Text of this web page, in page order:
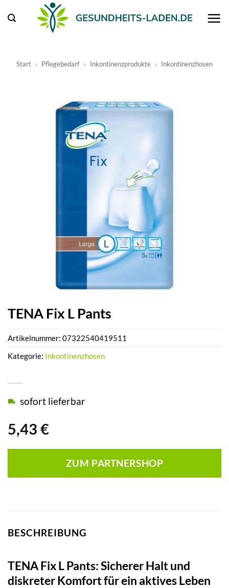
Inhalt
Start » Pflegebedarf » Inkontinenzprodukte » Inkontinenzhosen
TENA Fix L Pants
5,43 €
sofort lieferbar
ZUM PARTNERSHOP
Artikelnummer: 07322540419511
Kategorie: Inkontinenzhosen
BESCHREIBUNG
TENA Fix L Pants: Sicherer Halt und
diskreter Komfort für ein aktives Leben